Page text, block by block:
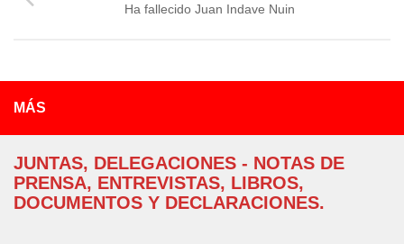
Ha fallecido Juan Indave Nuin
MÁS
JUNTAS, DELEGACIONES - NOTAS DE
PRENSA, ENTREVISTAS, LIBROS,
DOCUMENTOS Y DECLARACIONES.